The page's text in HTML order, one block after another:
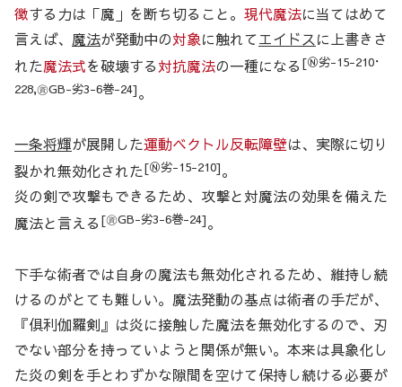
徴する力は「魔」を断ち切ること。 現代魔法に当てはめて
言えば、 魔法が発動中の対象に触れてエイドスに上書きさ
れた魔法式を破壊する対抗魔法の一種になる [Ⓝ劣-15-210･
228,㊮GB-劣3-6巻-24]。
一条将輝が展開した運動ベクトル反転障壁は、実際に切り
裂かれ無効化された[Ⓝ劣-15-210]。
炎の剣で攻撃もできるため、攻撃と対魔法の効果を備えた
魔法と言える [㊮GB-劣3-6巻-24]。
下手な術者では自身の魔法も無効化されるため、維持し続
けるのがとても難しい。魔法発動の基点は術者の手だが、
『俱利伽羅剣』は炎に接触した魔法を無効化するので、刃
でない部分を持っていようと関係が無い。本来は具象化し
た炎の剣を手とわずかな隙間を空けて保持し続ける必要が